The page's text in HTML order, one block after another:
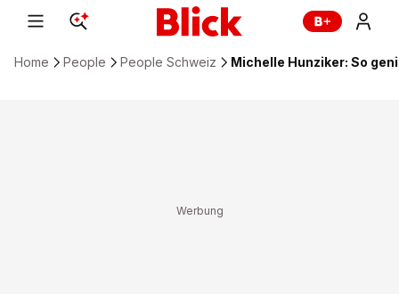
Home People People Schweiz Michelle Hunziker: So